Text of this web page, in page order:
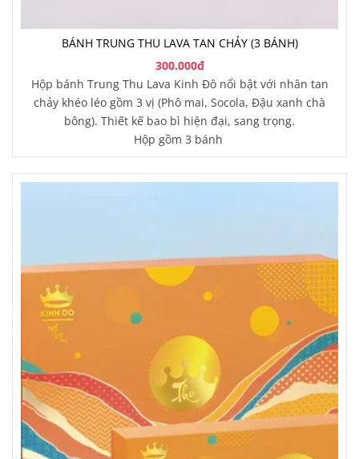
BÁNH TRUNG THU LAVA TAN CHẢY (3 BÁNH)
300.000đ
Hộp bánh Trung Thu Lava Kinh Đô nổi bật với nhân tan
chảy khéo léo gồm 3 vị (Phô mai, Socola, Đậu xanh chà
bông). Thiết kế bao bì hiện đại, sang trọng.
Hộp gồm 3 bánh